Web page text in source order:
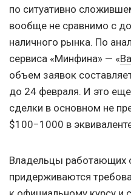
по ситуативно
вообще не сравнимо с
наличного рынка. По
сервиса «Минфина» — «
объем заявок
до 24 февраля. И это
сделки в основном не
$100−1000 в
Владельцы работающих
придерживаются